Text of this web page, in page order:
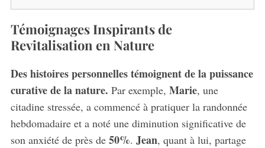
Témoignages Inspirants de
Revitalisation en Nature
Des histoires personnelles témoignent de la puissance
curative de la nature. Par exemple, Marie, une
citadine stressée, a commencé à pratiquer la randonnée
hebdomadaire et a noté une diminution significative de
son anxiété de près de 50%. Jean, quant à lui, partage